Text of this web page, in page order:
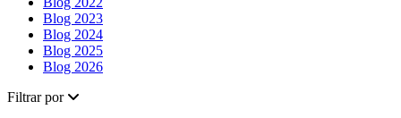
Blog 2023
Blog 2024
Blog 2025
Blog 2026
Filtrar por